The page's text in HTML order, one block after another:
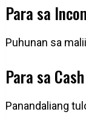
Para sa
Puhunan sa
Para sa
Panandaliang